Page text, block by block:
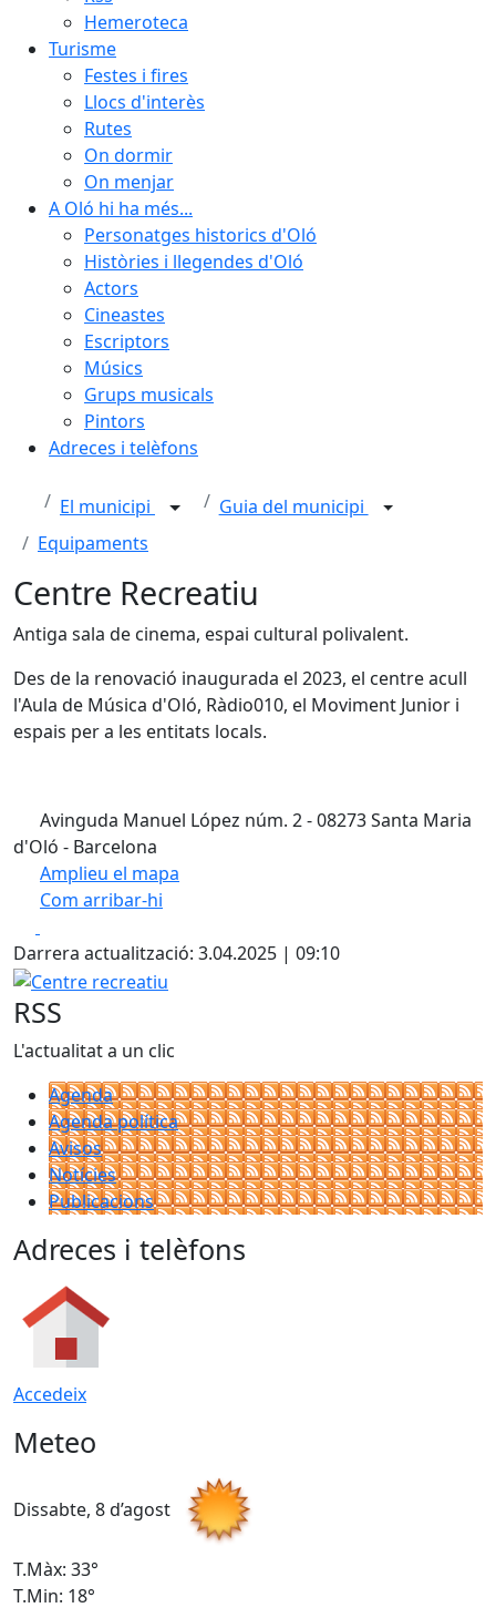
Hemeroteca
Turisme
Festes i fires
Llocs d'interès
Rutes
On dormir
On menjar
A Oló hi ha més...
Personatges historics d'Oló
Històries i llegendes d'Oló
Actors
Cineastes
Escriptors
Músics
Grups musicals
Pintors
Adreces i telèfons
El municipi
Guia del municipi
Equipaments
Centre Recreatiu
Antiga sala de cinema, espai cultural polivalent.
Des de la renovació inaugurada el 2023, el centre acull
l'Aula de Música d'Oló, Ràdio010, el Moviment Junior i
espais per a les entitats locals.
Avinguda Manuel López núm. 2 - 08273 Santa Maria
d'Oló - Barcelona
Amplieu el mapa
Com arribar-hi
+
−
Darrera actualització: 3.04.2025 | 09:10
Centre recreatiu
RSS
L'actualitat a un clic
Agenda
Agenda política
Avisos
Notícies
Publicacions
Adreces i telèfons
Accedeix
Meteo
Dissabte, 8 d’agost
T.Màx: 33°
T.Min: 18°